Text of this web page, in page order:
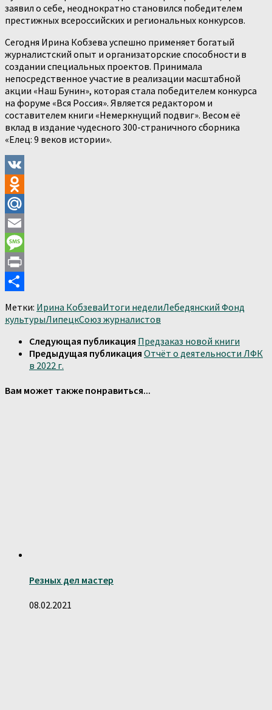
заявил о себе, неоднократно становился победителем
престижных всероссийских и региональных конкурсов.
Сегодня Ирина Кобзева успешно применяет богатый
журналистский опыт и организаторские способности в
создании специальных проектов. Принимала
непосредственное участие в реализации масштабной
акции «Наш Бунин», которая стала победителем конкурса
на форуме «Вся Россия». Является редактором и
составителем книги «Немеркнущий подвиг». Весом её
вклад в издание чудесного 300-страничного сборника
«Елец: 9 веков истории».
VK
Odnoklassniki
Mail.Ru
Email
Message
Print
Метки: Ирина КобзеваИтоги неделиЛебедянский Фонд
культурыЛипецкСоюз журналистов
Следующая публикация Предзаказ новой книги
Предыдущая публикация Отчёт о деятельности ЛФК
в 2022 г.
Вам может также понравиться...
Резных дел мастер
08.02.2021